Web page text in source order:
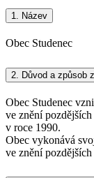
1. Název
Obec Studenec
2. Důvod a způsob
Obec Studenec
ve znění
v roce 1990.
Obec vykonává
ve znění